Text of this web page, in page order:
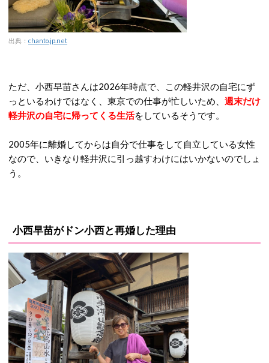
出典： chanto.jp.net
ただ、小西早苗さんは2026年時点で、この軽井沢の自宅にず
っといるわけではなく、東京での仕事が忙しいため、 週末だけ
軽井沢の自宅に帰ってくる生活をしているそうです。
2005年に離婚してからは自分で仕事をして自立している女性
なので、いきなり軽井沢に引っ越すわけにはいかないのでしょ
う。
小西早苗がドン小西と再婚した理由